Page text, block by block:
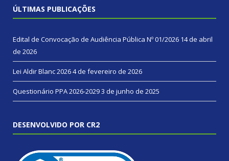
ÚLTIMAS PUBLICAÇÕES
Edital de Convocação de Audiência Pública Nº 01/2026 14 de abril
de 2026
Lei Aldir Blanc 20264 de fevereiro de 2026
Questionário PPA 2026-20293 de junho de 2025
DESENVOLVIDO POR CR2